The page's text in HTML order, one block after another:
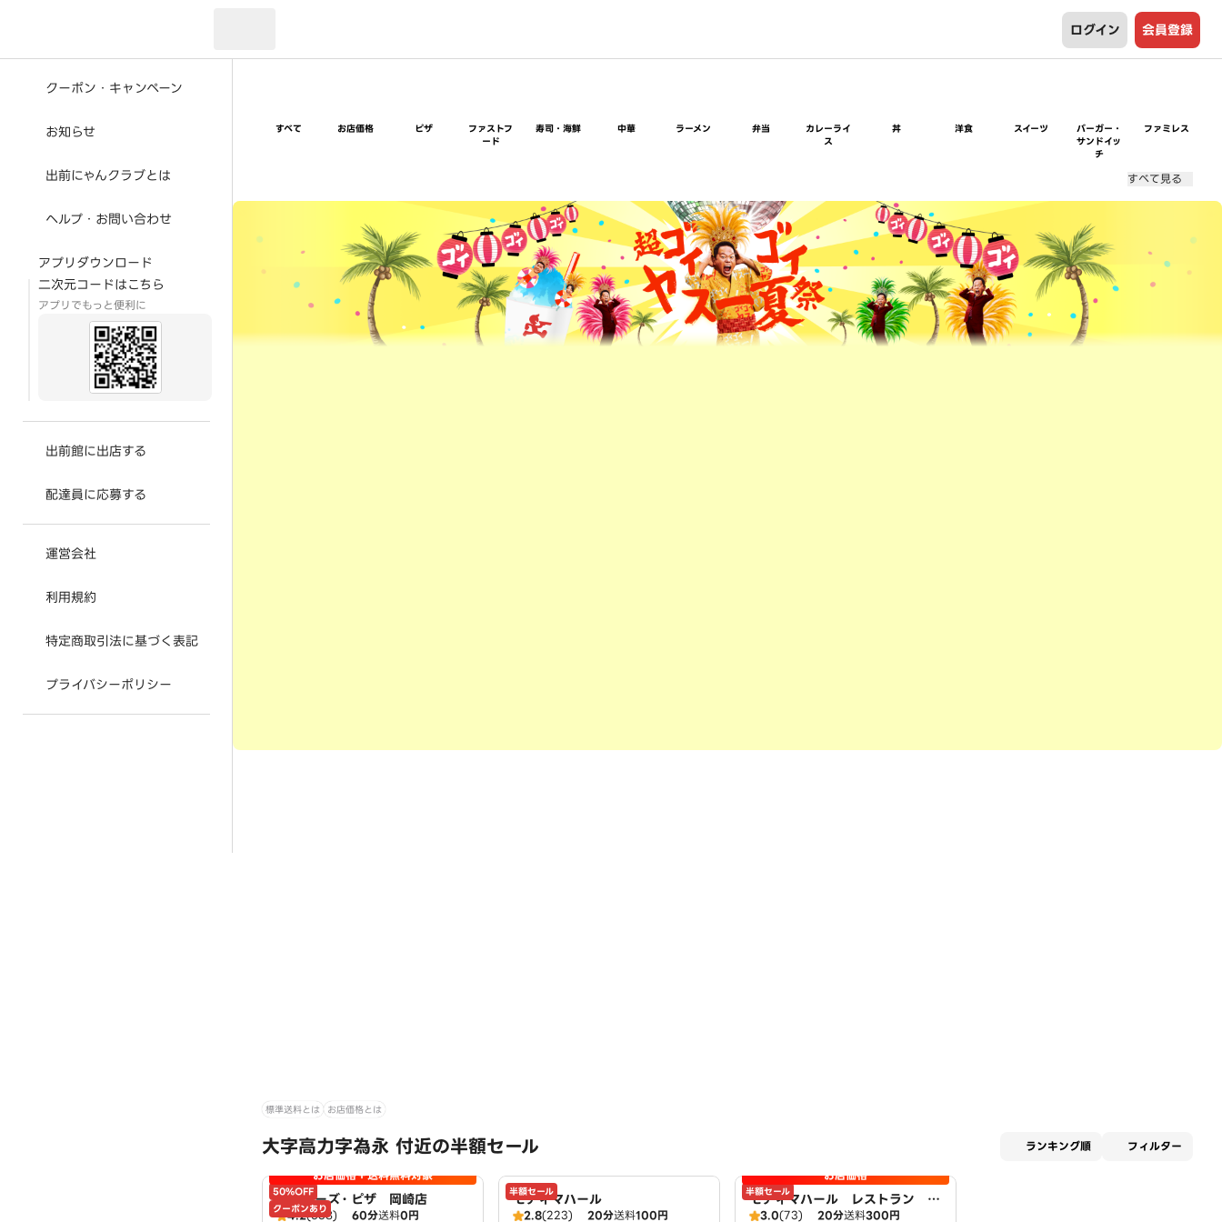
ログイン 会員登録
クーポン・キャンペーン
お知らせ
出前にゃんクラブとは
ヘルプ・お問い合わせ
アプリダウンロード
二次元コードはこちら
アプリでもっと便利に
出前館に出店する
配達員に応募する
運営会社
利用規約
特定商取引法に基づく表記
プライバシーポリシー
すべて お店価格 ピザ
ファストフ
ード
寿司・海鮮 中華 ラーメン 弁当
カレーライ
ス
丼 洋食 スイーツ
バーガー・
サンドイッ
チ
ファミレス
すべて見る
超ゴイゴイヤスー夏祭
標準送料とは お店価格とは
大字高力字為永 付近の半額セール ランキング順 フィルター
50%OFF
クーポンあり
お店価格＋送料無料対象
アオキーズ・ピザ 岡崎店
4.2(538) 60分送料0円
半額セール
モティマハール
2.8(223) 20分送料100円
半額セール
お店価格
モティマハール レストラン ア
ンドバー
3.0(73) 20分送料300円